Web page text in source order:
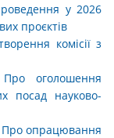
у 2026
проєктів
комісії з
оголошення
посад науково-
Про опрацювання